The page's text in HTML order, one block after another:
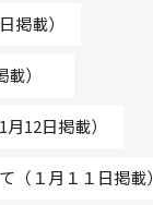
掲載）
載）
12日掲載）
（１月１１日掲載）